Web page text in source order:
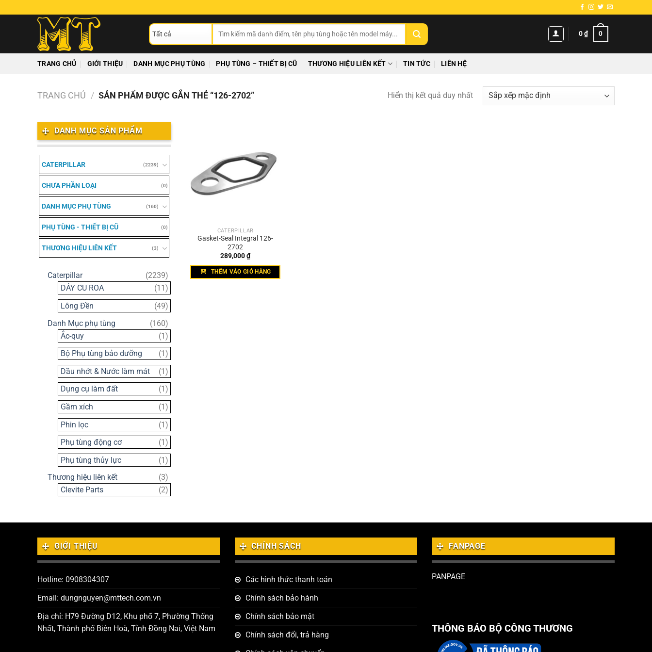
đến
kiếm:
0₫ 0
TRANG CHỦ GIỚI THIỆU DANH MỤC PHỤ TÙNG PHỤ TÙNG – THIẾT BỊ CŨ THƯƠNG HIỆU LIÊN KẾT TIN TỨC LIÊN HỆ
TRANG CHỦ / SẢN PHẨM ĐƯỢC GẮN THẺ “126-2702” Hiển thị kết quả duy nhất
DANH MỤC SẢN PHẨM
CATERPILLAR (2239)
CHƯA PHẦN LOẠI (0)
DANH MỤC PHỤ TÙNG (160)
PHỤ TÙNG - THIẾT BỊ CŨ (0)
THƯƠNG HIỆU LIÊN KẾT (3)
Caterpillar 22392239
sản
phẩm
DÂY CU ROA 11 11
sản
phẩm
Lông Đền 4949
sản
phẩm
Danh Mục phụ tùng 160160
sản
phẩm
Ắc-quy 11
sản
phẩm
Bộ Phụ tùng bảo dưỡng 1 1
sản
phẩm
Dầu nhớt & Nước làm mát 11
sản
phẩm
Dụng cụ làm đất 1 1
sản
phẩm
Gầm xích 11
sản
phẩm
Phin lọc 11
sản
phẩm
Phụ tùng động cơ 1 1
sản
phẩm
Phụ tùng thủy lực 11
sản
phẩm
Thương hiệu liên kết 33
sản
Clevite Parts 22
CATERPILLAR
Gasket-Seal Integral 126-
2702
289,000₫
THÊM VÀO GIỎ HÀNG
GIỚI THIỆU
Hotline: 0908304307
Email: dungnguyen@mttech.com.vn
Địa chỉ: H79 Đường D12, Khu phố 7, Phường Thống
Nhất, Thành phố Biên Hoà, Tỉnh Đồng Nai, Việt Nam
CHÍNH SÁCH
Các hình thức thanh toán
Chính sách bảo hành
Chính sách bảo mật
Chính sách đổi, trả hàng
FANPAGE
PANPAGE
THÔNG BÁO BỘ CÔNG THƯƠNG